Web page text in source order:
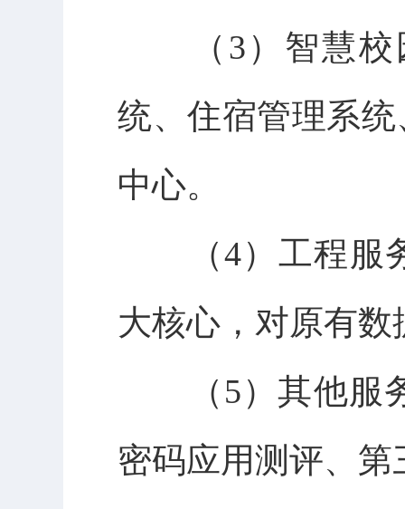
（ 3 ）智慧
统、住宿管理系
中心。
（4）工程服
大核心，对原有
（ 5）其他服
密码应用测评、